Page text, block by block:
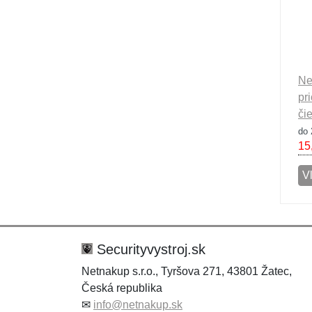
do
Securityvystroj.sk
Netnakup s.r.o., Tyršova 271, 43801 Žatec,
Česká republika
✉ info@netnakup.sk